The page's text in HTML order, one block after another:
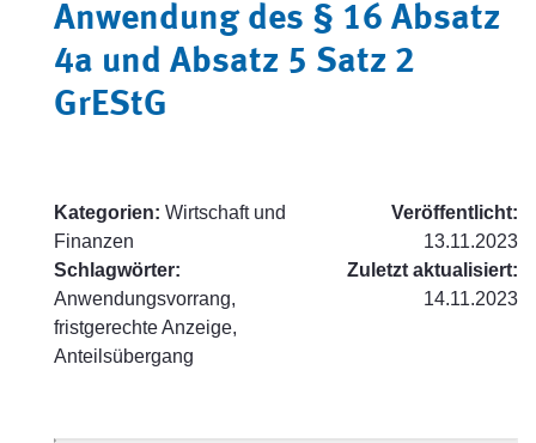
Anwendung des § 16 Absatz
4a und Absatz 5 Satz 2
GrEStG
Kategorien: Wirtschaft und
Finanzen
Schlagwörter:
Anwendungsvorrang,
fristgerechte Anzeige,
Anteilsübergang
Veröffentlicht:
13.11.2023
Zuletzt aktualisiert:
14.11.2023